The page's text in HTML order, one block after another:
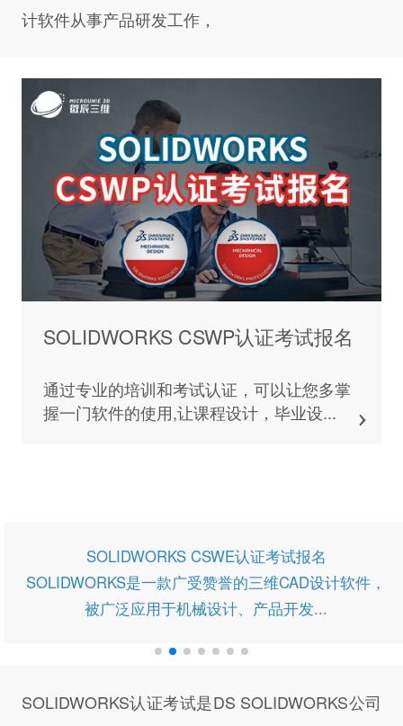
计软件从事产品研发工作，
Abaqus 仿真软件新手入门培训
本次培训课程适用于Abaqus入门级用户
可以从基础的ABAQUS软件交互界面开始
件，
SOLIDWORKS认证考试是DS SOLIDWORKS公司